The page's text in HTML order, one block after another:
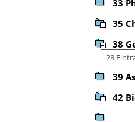
33
35
38
28
39
42